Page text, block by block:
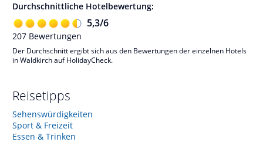
Durchschnittliche Hotelbewertung:
5,3/6
207 Bewertungen
Der Durchschnitt ergibt sich aus den Bewertungen der einzelnen Hotels
in Waldkirch auf HolidayCheck.
Reisetipps
Sehenswürdigkeiten
Sport & Freizeit
Essen & Trinken